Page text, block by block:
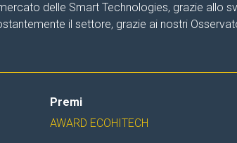
delle Smart Technologies, grazie allo
il settore, grazie ai nostri
Premi
AWARD ECOHITECH